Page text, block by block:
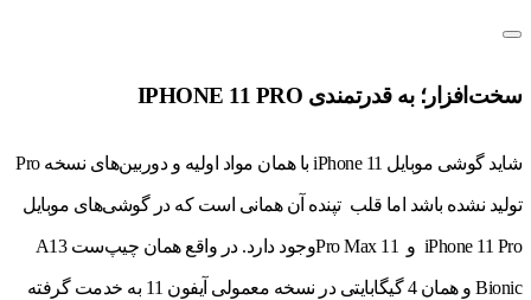
سخت‌افزار؛ به قدرتمندی IPHONE 11 PRO
شاید گوشی موبایل iPhone 11 با همان مواد اولیه و دوربین‌های نسخه Pro
تولید نشده باشد اما قلب تپنده آن همانی است که در گوشی‌های موبایل
iPhone 11 Pro و 11 Pro Maxوجود دارد. در واقع همان چیپ‌ست A13
Bionic و همان 4 گیگابایتی در نسخه معمولی آیفون 11 به خدمت گرفته